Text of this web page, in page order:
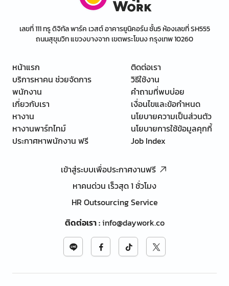
เลขที่ 111 ทรู ดิจิทัล พาร์ค เวสต์ อาคารยูนิคอร์น ชั้น5 ห้องเลขที่ SH555
ถนนสุขุมวิท แขวงบางจาก เขตพระโขนง กรุงเทพ 10260
หน้าแรก
บริการหาคน ช่วยจัดการ
พนักงาน
เกี่ยวกับเรา
หางาน
หางานพาร์ทไทม์
ประกาศหาพนักงาน ฟรี
ติดต่อเรา
วิธีใช้งาน
คำถามที่พบบ่อย
เงื่อนไขและข้อกำหนด
นโยบายความเป็นส่วนตัว
นโยบายการใช้ข้อมูลคุกกี้
Job Index
เข้าสู่ระบบเพื่อประกาศงานฟรี
หาคนด่วน เร็วสุด 1 ชั่วโมง
HR Outsourcing Service
ติดต่อเรา:info@daywork.co